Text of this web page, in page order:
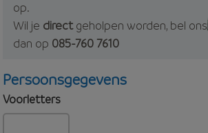
op.
Wil je directgeholpen worden, bel ons
dan op 085-760 7610
Persoonsgegevens
Voorletters